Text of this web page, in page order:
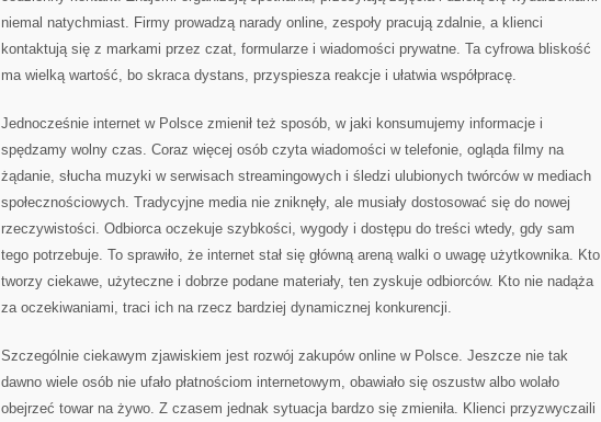
niemal natychmiast. Firmy prowadzą narady online, zespoły pracują zdalnie, a klienci
kontaktują się z markami przez czat, formularze i wiadomości prywatne. Ta cyfrowa bliskość
ma wielką wartość, bo skraca dystans, przyspiesza reakcje i ułatwia współpracę.
Jednocześnie internet w Polsce zmienił też sposób, w jaki konsumujemy informacje i
spędzamy wolny czas. Coraz więcej osób czyta wiadomości w telefonie, ogląda filmy na
żądanie, słucha muzyki w serwisach streamingowych i śledzi ulubionych twórców w mediach
społecznościowych. Tradycyjne media nie zniknęły, ale musiały dostosować się do nowej
rzeczywistości. Odbiorca oczekuje szybkości, wygody i dostępu do treści wtedy, gdy sam
tego potrzebuje. To sprawiło, że internet stał się główną areną walki o uwagę użytkownika. Kto
tworzy ciekawe, użyteczne i dobrze podane materiały, ten zyskuje odbiorców. Kto nie nadąża
za oczekiwaniami, traci ich na rzecz bardziej dynamicznej konkurencji.
Szczególnie ciekawym zjawiskiem jest rozwój zakupów online w Polsce. Jeszcze nie tak
dawno wiele osób nie ufało płatnościom internetowym, obawiało się oszustw albo wolało
obejrzeć towar na żywo. Z czasem jednak sytuacja bardzo się zmieniła. Klienci przyzwyczaili